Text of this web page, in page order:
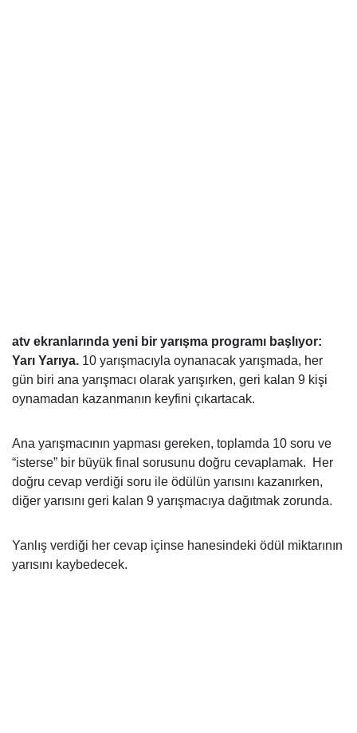
atv ekranlarında yeni bir yarışma programı başlıyor:
Yarı Yarıya. 10 yarışmacıyla oynanacak yarışmada, her
gün biri ana yarışmacı olarak yarışırken, geri kalan 9 kişi
oynamadan kazanmanın keyfini çıkartacak.
Ana yarışmacının yapması gereken, toplamda 10 soru ve
“isterse” bir büyük final sorusunu doğru cevaplamak. Her
doğru cevap verdiği soru ile ödülün yarısını kazanırken,
diğer yarısını geri kalan 9 yarışmacıya dağıtmak zorunda.
Yanlış verdiği her cevap içinse hanesindeki ödül miktarının
yarısını kaybedecek.